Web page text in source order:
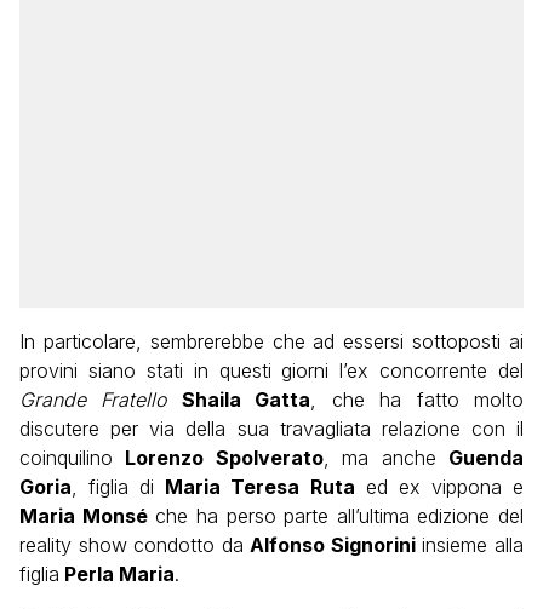
In particolare, sembrerebbe che ad essersi sottoposti ai
provini siano stati in questi giorni l’ex concorrente del
Grande Fratello
Shaila Gatta, che ha fatto molto
discutere per via della sua travagliata relazione con il
coinquilino Lorenzo Spolverato, ma anche Guenda
Goria, figlia di Maria Teresa Ruta ed ex vippona e
Maria Monséche ha perso parte all’ultima edizione del
reality show condotto daAlfonso Signoriniinsieme alla
figlia Perla Maria.